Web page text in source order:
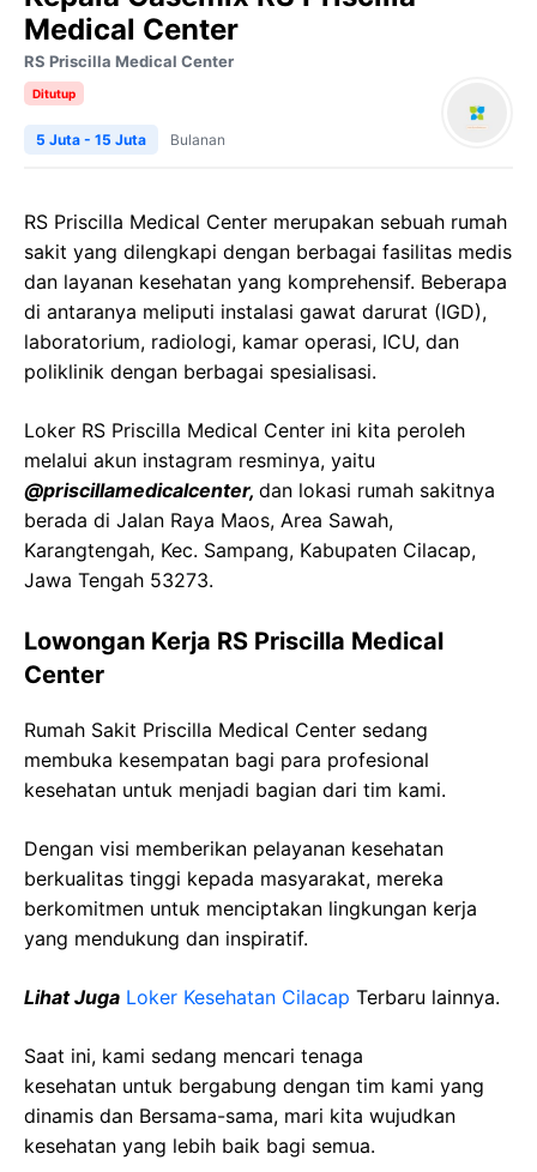
Medical Center
RS Priscilla Medical Center
Ditutup
5 Juta - 15 Juta Bulanan
RS Priscilla Medical Center merupakan sebuah rumah
sakit yang dilengkapi dengan berbagai fasilitas medis
dan layanan kesehatan yang komprehensif. Beberapa
di antaranya meliputi instalasi gawat darurat (IGD),
laboratorium, radiologi, kamar operasi, ICU, dan
poliklinik dengan berbagai spesialisasi.
Loker RS Priscilla Medical Center ini kita peroleh
melalui akun instagram resminya, yaitu
@priscillamedicalcenter, dan lokasi rumah sakitnya
berada di Jalan Raya Maos, Area Sawah,
Karangtengah, Kec. Sampang, Kabupaten Cilacap,
Jawa Tengah 53273.
Lowongan Kerja RS Priscilla Medical
Center
Rumah Sakit Priscilla Medical Center sedang
membuka kesempatan bagi para profesional
kesehatan untuk menjadi bagian dari tim kami.
Dengan visi memberikan pelayanan kesehatan
berkualitas tinggi kepada masyarakat, mereka
berkomitmen untuk menciptakan lingkungan kerja
yang mendukung dan inspiratif.
Lihat Juga Loker Kesehatan Cilacap Terbaru lainnya.
Saat ini, kami sedang mencari tenaga
kesehatan untuk bergabung dengan tim kami yang
dinamis dan Bersama-sama, mari kita wujudkan
kesehatan yang lebih baik bagi semua.